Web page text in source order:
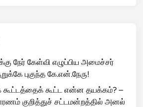
நேர் கேள்வி எழுப்பிய அமைச்சர்
புகுந்த கே.என்.நேரு!
கூட்டத்தைக் கூட்ட என்ன தயக்கம்? –
குறித்துச் சட்டமன்றத்தில் அனல்